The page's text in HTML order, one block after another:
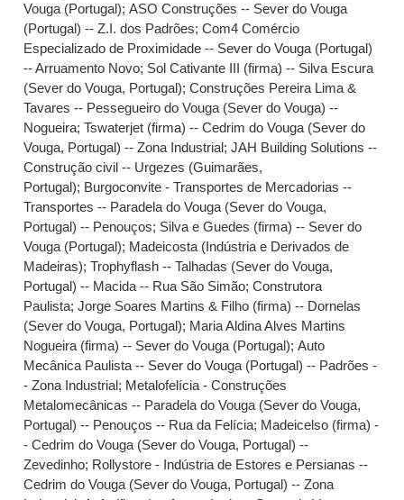
Vouga (Portugal);ASO Construções -- Sever do Vouga
(Portugal) -- Z.I. dos Padrões;Com4 Comércio
Especializado de Proximidade -- Sever do Vouga (Portugal)
-- Arruamento Novo; Sol Cativante III (firma) -- Silva Escura
(Sever do Vouga, Portugal);Construções Pereira Lima &
Tavares -- Pessegueiro do Vouga (Sever do Vouga) --
Nogueira;Tswaterjet (firma) -- Cedrim do Vouga (Sever do
Vouga, Portugal) -- Zona Industrial;JAH Building Solutions --
Construção civil -- Urgezes (Guimarães,
Portugal); Burgoconvite - Transportes de Mercadorias --
Transportes -- Paradela do Vouga (Sever do Vouga,
Portugal) -- Penouços; Silva e Guedes (firma) -- Sever do
Vouga (Portugal); Madeicosta (Indústria e Derivados de
Madeiras);Trophyflash -- Talhadas (Sever do Vouga,
Portugal) -- Macida -- Rua São Simão;Construtora
Paulista;Jorge Soares Martins & Filho (firma) -- Dornelas
(Sever do Vouga, Portugal); Maria Aldina Alves Martins
Nogueira (firma) -- Sever do Vouga (Portugal);Auto
Mecânica Paulista -- Sever do Vouga (Portugal) -- Padrões -
- Zona Industrial; Metalofelícia - Construções
Metalomecânicas -- Paradela do Vouga (Sever do Vouga,
Portugal) -- Penouços -- Rua da Felícia; Madeicelso (firma) -
- Cedrim do Vouga (Sever do Vouga, Portugal) --
Zevedinho; Rollystore - Indústria de Estores e Persianas --
Cedrim do Vouga (Sever do Vouga, Portugal) -- Zona